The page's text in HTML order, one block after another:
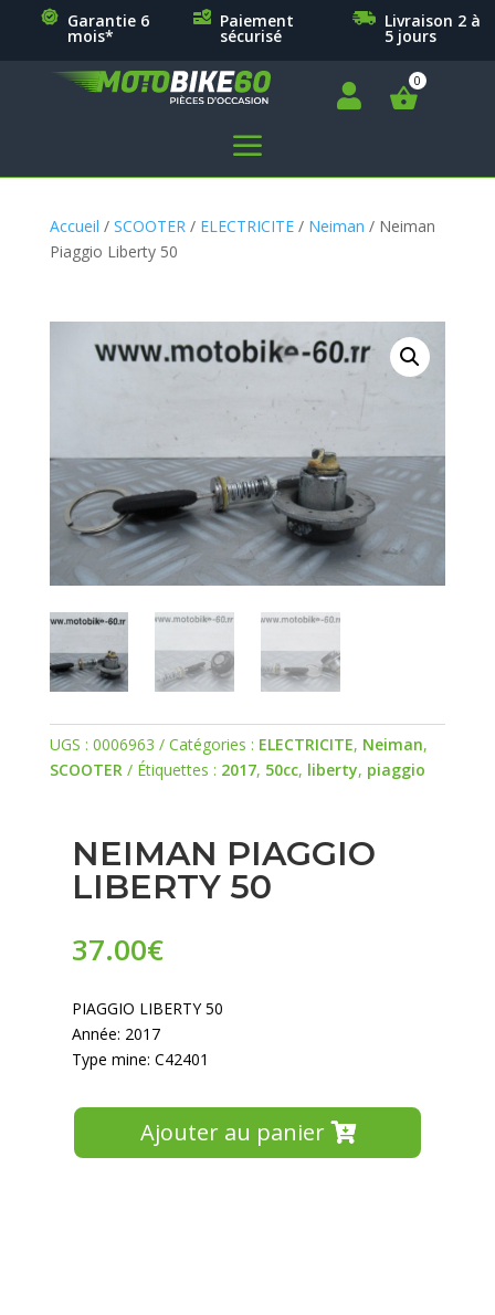
Garantie 6
mois*
Paiement
sécurisé
Livraison 2 à
5 jours

a
Accueil / SCOOTER / ELECTRICITE/ Neiman / Neiman
Piaggio Liberty 50
UGS : 0006963 Catégories : ELECTRICITE, Neiman,
SCOOTER
Étiquettes : 2017, 50cc, liberty, piaggio
NEIMAN PIAGGIO
LIBERTY 50
37.00€
PIAGGIO LIBERTY 50
Année: 2017
Type mine: C42401
Ajouter au panier